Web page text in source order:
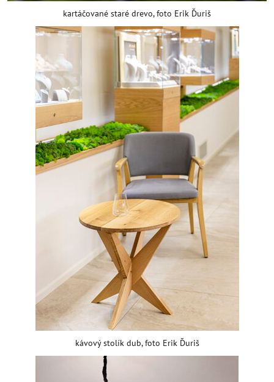
kartáčované staré drevo, foto Erik Ďuriš
kávový stolík dub, foto Erik Ďuriš